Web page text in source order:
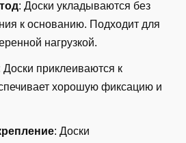
: Доски укладываются без
к основанию. Подходит для
нагрузкой.
Доски приклеиваются к
хорошую фиксацию и
: Доски